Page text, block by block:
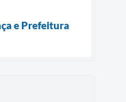
e Prefeitura